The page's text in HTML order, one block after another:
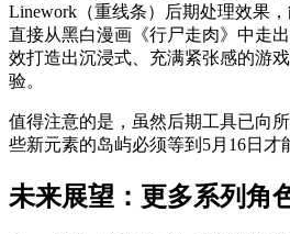
Linework（重线条）后期处理效果
直接从黑白漫画《行尸走肉》中走
效打造出沉浸式、充满紧张感的游
验。
值得注意的是，虽然后期工具已向
些新元素的岛屿必须等到5月16日才
未来展望：更多系列角